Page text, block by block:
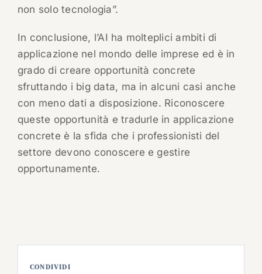
non solo tecnologia”.
In conclusione, l’AI ha molteplici ambiti di
applicazione nel mondo delle imprese ed è in
grado di creare opportunità concrete
sfruttando i big data, ma in alcuni casi anche
con meno dati a disposizione. Riconoscere
queste opportunità e tradurle in applicazione
concrete è la sfida che i professionisti del
settore devono conoscere e gestire
opportunamente.
CONDIVIDI